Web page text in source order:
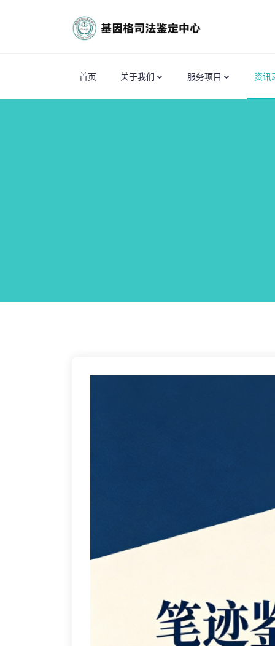
首页 关于我们 服务项目 资讯